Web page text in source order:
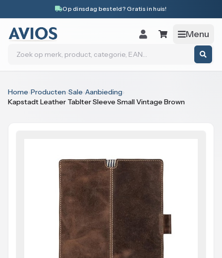
Op dinsdag besteld? Gratis in huis!
Menu
Zoeken
Home›Producten›Sale›Aanbieding›
Kapstadt Leather Tablter Sleeve Small Vintage Brown